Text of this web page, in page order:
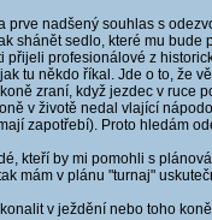
prve nadšený souhlas s
shánět sedlo, které mu bude
přijeli profesionálové z
tu někdo říkal. Jde o to, že
zraní, když jezdec v ruce
v životě nedal vlající
zapotřebí). Proto hledám
kteří by mi pomohli s
mám v plánu "turnaj"
v ježdění nebo toho